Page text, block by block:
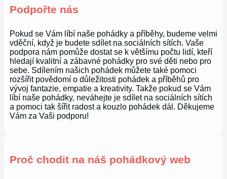
Podpořte nás
Pokud se Vám líbí naše pohádky a příběhy, budeme velmi
vděční, když je budete sdílet na sociálních sítích. Vaše
podpora nám pomůže dostat se k většímu počtu lidí, kteří
hledají kvalitní a zábavné pohádky pro své děti nebo pro
sebe. Sdílením našich pohádek můžete také pomoci
rozšířit povědomí o důležitosti pohádek a příběhů pro
vývoj fantazie, empatie a kreativity. Takže pokud se Vám
líbí naše pohádky, neváhejte je sdílet na sociálních sítích
a pomoci tak šířit radost a kouzlo pohádek dál. Děkujeme
Vám za Vaši podporu!
Proč chodit na náš pohádkový web